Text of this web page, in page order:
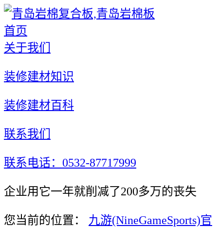
首页
关于我们
装修建材知识
装修建材百科
联系我们
联系电话：0532-87717999
企业用它一年就削减了200多万的丧失
您当前的位置： 九游(NineGameSports)官